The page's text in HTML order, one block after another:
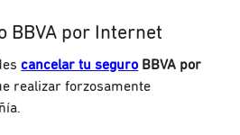
BBVA por Internet
cancelar tu seguro BBVA por
realizar forzosamente